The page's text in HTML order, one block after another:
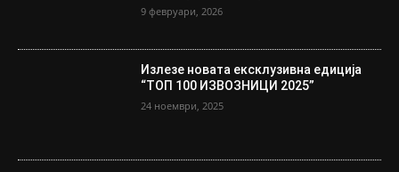
9 февруари, 2026
Излезе новата ексклузивна едиција
“ТОП 100 ИЗВОЗНИЦИ 2025”
24 ноември, 2025